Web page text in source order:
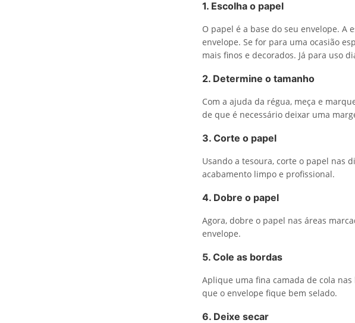
1. Escolha o papel
O papel é a base do seu envelope.
envelope. Se for para uma ocasião
mais finos e decorados. Já para uso
2. Determine o tamanho
Com a ajuda da régua, meça e
de que é necessário deixar uma
3. Corte o papel
Usando a tesoura, corte o papel nas
acabamento limpo e profissional.
4. Dobre o papel
Agora, dobre o papel nas áreas
envelope.
5. Cole as bordas
Aplique uma fina camada de cola
que o envelope fique bem selado.
6. Deixe secar